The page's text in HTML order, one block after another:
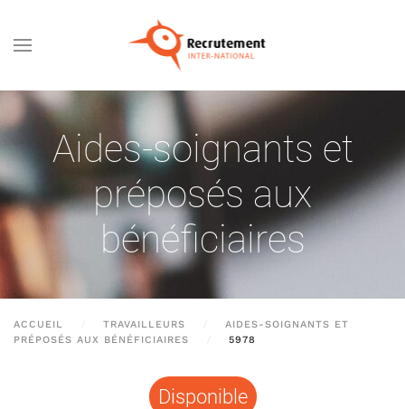
Passer au contenu principal
Aides-soignants et
préposés aux
bénéficiaires
ACCUEIL TRAVAILLEURS
AIDES-SOIGNANTS ET
PRÉPOSÉS AUX BÉNÉFICIAIRES
5978
Disponible